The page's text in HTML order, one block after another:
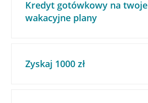
Kredyt gotówkowy na twoje
wakacyjne plany
Zyskaj 1000 zł